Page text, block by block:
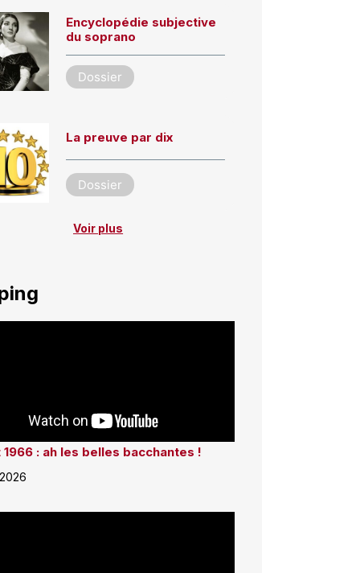
Encyclopédie subjective
du soprano
Dossier
La preuve par dix
Dossier
Voir plus
1966 : ah les belles bacchantes !